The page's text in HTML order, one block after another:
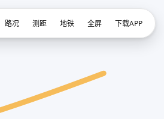
路况 测距 地铁 全屏 下载APP